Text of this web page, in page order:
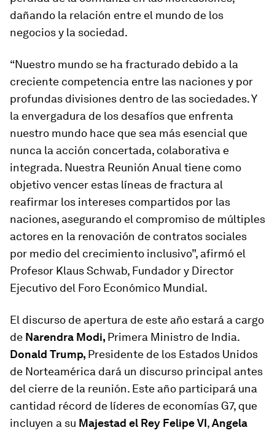
dañando la relación entre el mundo de los
negocios y la sociedad.
“Nuestro mundo se ha fracturado debido a la
creciente competencia entre las naciones y por
profundas divisiones dentro de las sociedades. Y
la envergadura de los desafíos que enfrenta
nuestro mundo hace que sea más esencial que
nunca la acción concertada, colaborativa e
integrada. Nuestra Reunión Anual tiene como
objetivo vencer estas líneas de fractura al
reafirmar los intereses compartidos por las
naciones, asegurando el compromiso de múltiples
actores en la renovación de contratos sociales
por medio del crecimiento inclusivo”, afirmó el
Profesor Klaus Schwab, Fundador y Director
Ejecutivo del Foro Económico Mundial.
El discurso de apertura de este año estará a cargo
de Narendra Modi, Primera Ministro de India.
Donald Trump, Presidente de los Estados Unidos
de Norteamérica dará un discurso principal antes
del cierre de la reunión. Este año participará una
cantidad récord de líderes de economías G7, que
incluyen a su Majestad el Rey Felipe VI,Angela